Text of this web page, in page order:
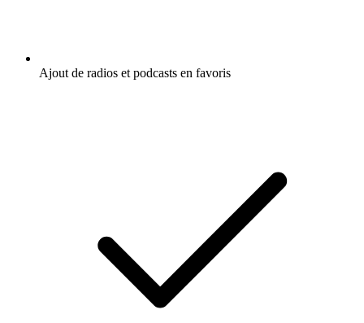
Ajout de radios et podcasts en favoris